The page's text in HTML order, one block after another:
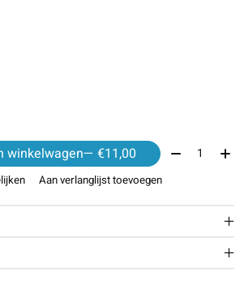
winkelwagen — €11,00 Aantal:
Aan verlanglijst toevoegen